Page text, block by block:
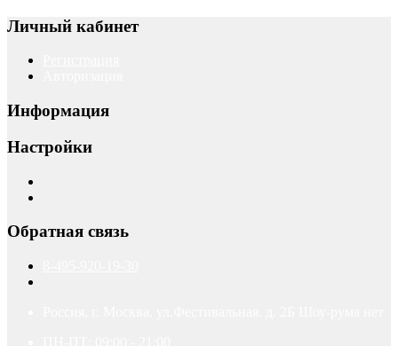
Личный кабинет
Информация
Настройки
Обратная связь